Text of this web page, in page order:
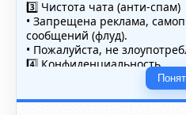
3️⃣ Чистота чата (анти-спам)
• Запрещена реклама,
сообщений (флуд).
• Пожалуйста, не
4️⃣ Конфиденциальность
• Не публикуйте личные
(телефоны, адреса,
5️⃣ Уместность контента